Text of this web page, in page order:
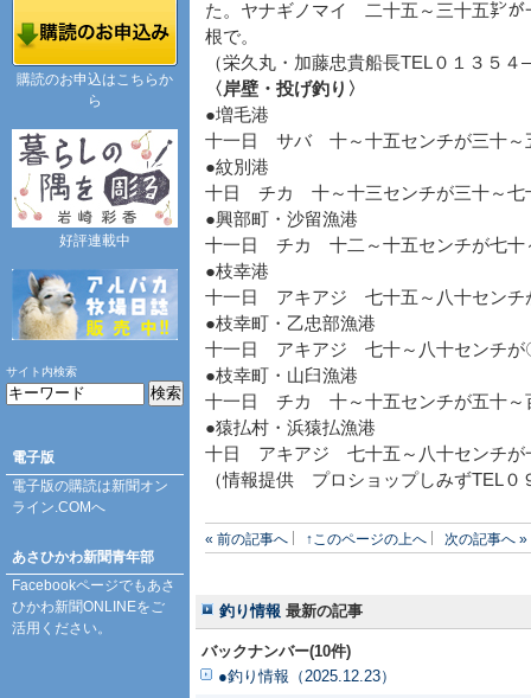
た。ヤナギノマイ 二十五～三十五㌢が
根で。
（栄久丸・加藤忠貴船長TEL０１３５
〈岸壁・投げ釣り〉
●増毛港
十一日 サバ 十～十五センチが三十
●紋別港
十日 チカ 十～十三センチが三十～七
●興部町・沙留漁港
十一日 チカ 十二～十五センチが七十
●枝幸港
十一日 アキアジ 七十五～八十センチ
●枝幸町・乙忠部漁港
十一日 アキアジ 七十～八十センチが
●枝幸町・山臼漁港
十一日 チカ 十～十五センチが五十～
●猿払村・浜猿払漁港
十日 アキアジ 七十五～八十センチが
（情報提供 プロショップしみずTEL
« 前の記事へ ↑このページの上へ 次の記事へ »
釣り情報 最新の記事
バックナンバー(10件)
●釣り情報（2025.12.23）
購読のお申込はこちらか
ら
好評連載中
サイト内検索
電子版
電子版の購読は新聞オン
ライン.COMへ
あさひかわ新聞青年部
Facebookページでもあさ
ひかわ新聞ONLINEをご
活用ください。